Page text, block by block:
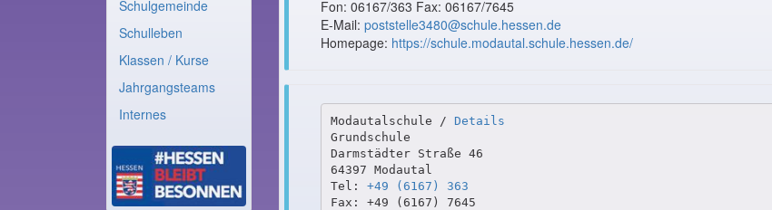
Schulgemeinde
Schulleben
Klassen / Kurse
Jahrgangsteams
Internes
Fon: 06167/363 Fax: 06167/7645
E-Mail: poststelle3480@schule.hessen.de
Homepage: https://schule.modautal.schule.hessen.de/
Modautalschule / Details
Grundschule
Darmstädter Straße 46
64397 Modautal
Tel: +49 (6167) 363
Fax: +49 (6167) 7645